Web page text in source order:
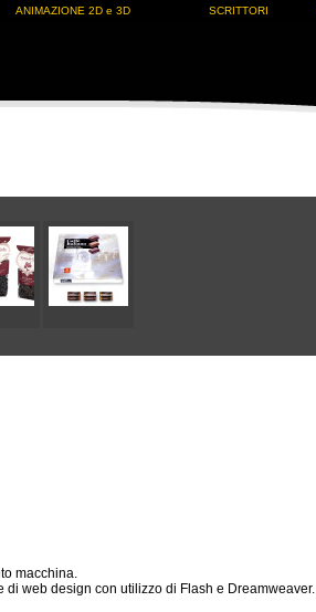
ANIMAZIONE 2D e 3D SCRITTORI
macchina.
web design con utilizzo di Flash e Dreamweaver.